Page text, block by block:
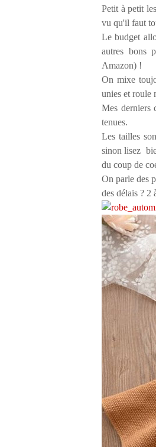
Petit à petit
vu qu'il faut
Le budget
autres bons
Amazon) !
On mixe
unies et roule
Mes derniers
tenues.
Les tailles
sinon lisez
du coup de
On parle des
des délais ? 2